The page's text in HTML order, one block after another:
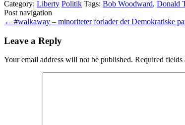
Category: Liberty Politik Tags: Bob Woodward, Donald
Post navigation
← #walkaway – minoriteter forlader det Demokratiske
Leave a Reply
Your email address will not be published. Required fields